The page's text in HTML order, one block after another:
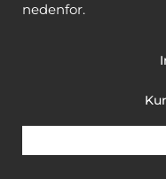
nedenfor.